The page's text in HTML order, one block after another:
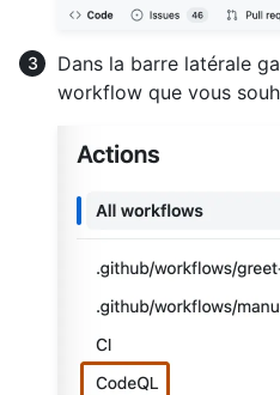
Dans la barre latérale
workflow que vous